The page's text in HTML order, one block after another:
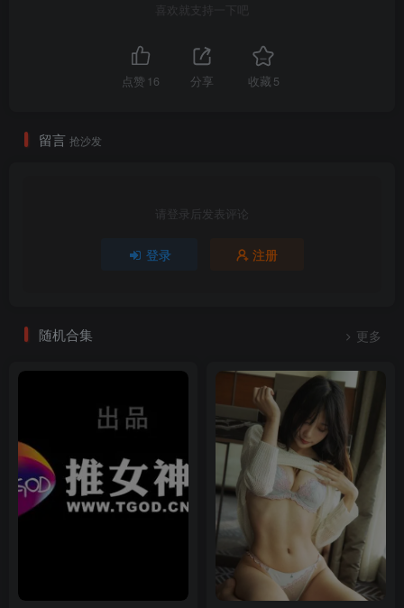
喜欢就支持一下吧
点赞 16 分享 收藏 5
留言 抢沙发
请登录后发表评论
登录 注册
随机合集 更多